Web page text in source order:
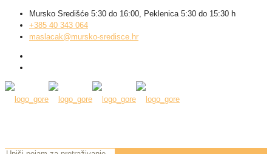
Mursko Središće 5:30 do 16:00, Peklenica 5:30 do 15:30 h
+385 40 343 064
maslacak@mursko-sredisce.hr